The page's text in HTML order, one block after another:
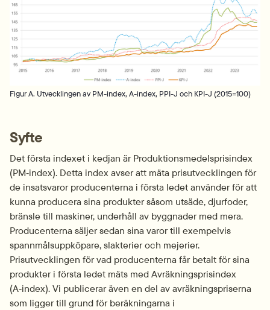
Figur A. Utvecklingen av PM-index, A-index, PPI-J och KPI-J (2015=100)
Syfte
Det första indexet i kedjan är Produktionsmedelsprisindex
(PM‑index). Detta index avser att mäta prisutvecklingen för
de insatsvaror producenterna i första ledet använder för att
kunna producera sina produkter såsom utsäde, djurfoder,
bränsle till maskiner, underhåll av byggnader med mera.
Producenterna säljer sedan sina varor till exempelvis
spannmålsuppköpare, slakterier och mejerier.
Prisutvecklingen för vad producenterna får betalt för sina
produkter i första ledet mäts med Avräkningsprisindex
(A‑index). Vi publicerar även en del av avräkningspriserna
som ligger till grund för beräkningarna i